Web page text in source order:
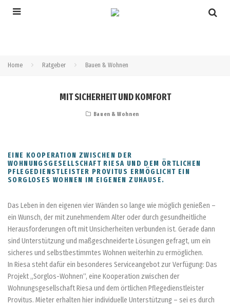
Home Ratgeber Bauen & Wohnen
MIT SICHERHEIT UND KOMFORT
Bauen & Wohnen
EINE KOOPERATION ZWISCHEN DER
WOHNUNGSGESELLSCHAFT RIESA UND DEM ÖRTLICHEN
PFLEGEDIENSTLEISTER PROVITUS ERMÖGLICHT EIN
SORGLOSES WOHNEN IM EIGENEN ZUHAUSE.
Das Leben in den eigenen vier Wänden so lange wie möglich genießen –
ein Wunsch, der mit zunehmendem Alter oder durch gesundheitliche
Herausforderungen oft mit Unsicherheiten verbunden ist. Gerade dann
sind Unterstützung und maßgeschneiderte Lösungen gefragt, um ein
sicheres und selbstbestimmtes Wohnen weiterhin zu ermöglichen.
In Riesa steht dafür ein besonderes Serviceangebot zur Verfügung: Das
Projekt „Sorglos-Wohnen“, eine Kooperation zwischen der
Wohnungsgesellschaft Riesa und dem örtlichen Pflegedienstleister
Provitus. Mieter erhalten hier individuelle Unterstützung – sei es durch